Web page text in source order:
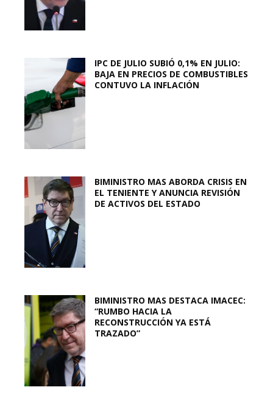
IPC DE JULIO SUBIÓ 0,1% EN JULIO:
BAJA EN PRECIOS DE COMBUSTIBLES
CONTUVO LA INFLACIÓN
BIMINISTRO MAS ABORDA CRISIS EN
EL TENIENTE Y ANUNCIA REVISIÓN
DE ACTIVOS DEL ESTADO
BIMINISTRO MAS DESTACA IMACEC:
“RUMBO HACIA LA
RECONSTRUCCIÓN YA ESTÁ
TRAZADO”